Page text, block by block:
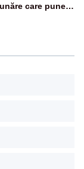
care pune
era